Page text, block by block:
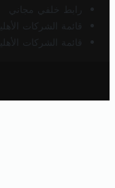
رابط خلفي مجاني
قائمة الشركات
قائمة الشركات